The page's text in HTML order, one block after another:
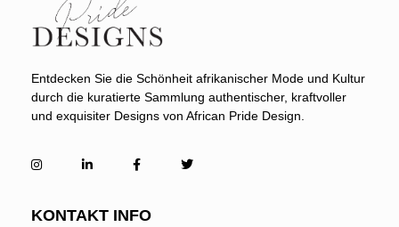
Entdecken Sie die Schönheit afrikanischer Mode und Kultur
durch die kuratierte Sammlung authentischer, kraftvoller
und exquisiter Designs von African Pride Design.
KONTAKT INFO